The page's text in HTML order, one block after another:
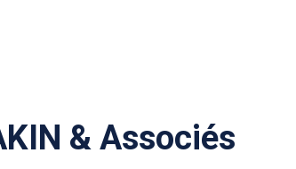
& Associés